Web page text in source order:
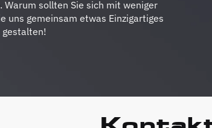
Warum sollten Sie sich mit weniger
uns gemeinsam etwas Einzigartiges
gestalten!